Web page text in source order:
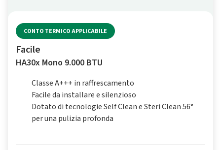
CONTO TERMICO APPLICABILE
Facile
HA30x Mono 9.000 BTU
Classe A+++ in raffrescamento
Facile da installare e silenzioso
Dotato di tecnologie Self Clean e Steri Clean 56°
per una pulizia profonda